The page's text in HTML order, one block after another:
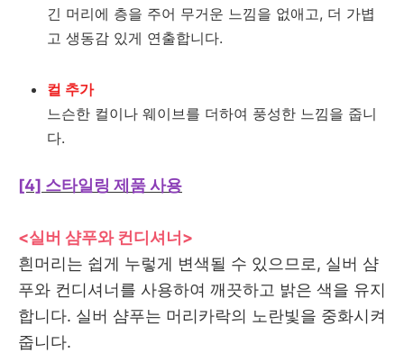
긴 머리에 층을 주어 무거운 느낌을 없애고, 더 가볍
고 생동감 있게 연출합니다.
컬 추가
느슨한 컬이나 웨이브를 더하여 풍성한 느낌을 줍니
다.
[4] 스타일링 제품 사용
<실버 샴푸와 컨디셔너>
흰머리는 쉽게 누렇게 변색될 수 있으므로, 실버 샴
푸와 컨디셔너를 사용하여 깨끗하고 밝은 색을 유지
합니다. 실버 샴푸는 머리카락의 노란빛을 중화시켜
줍니다.